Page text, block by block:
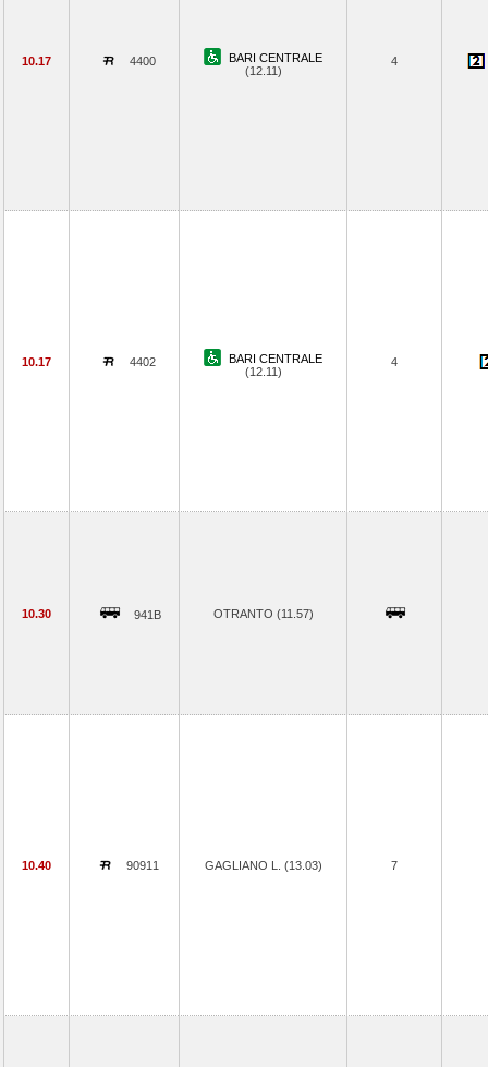
10.17 4400
BARI CENTRALE
(12.11)
4
10.17 4402
BARI CENTRALE
(12.11)
4
10.30 941B OTRANTO (11.57)
10.40 90911 GAGLIANO L. (13.03) 7